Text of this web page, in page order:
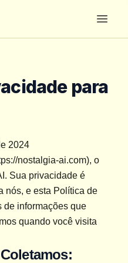
Open
para
2024
nostalgia-ai.com), o
Sua privacidade é
nós, e esta Política de
de informações que
quando você visita